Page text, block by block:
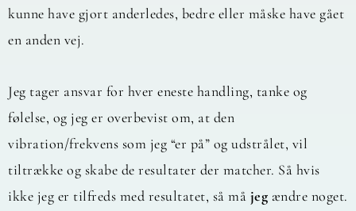
kunne have gjort anderledes, bedre eller måske have gået
en anden vej.
Jeg tager ansvar for hver eneste handling, tanke og
følelse, og jeg er overbevist om, at den
vibration/frekvens som jeg “er på” og udstrålet, vil
tiltrække og skabe de resultater der matcher. Så hvis
ikke jeg er tilfreds med resultatet, så må jeg ændre noget.